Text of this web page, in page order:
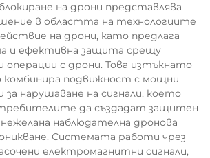
на дрони представлява
в областта на технологиите
на дрони, като предлага
и ефективна защита срещу
операции с дрони. Това изтъкнато
подвижност с мощни
нарушаване на сигнали, което
да създадат защитен
наблюдателна дронова
Системата работи чрез
електромагнитни сигнали,